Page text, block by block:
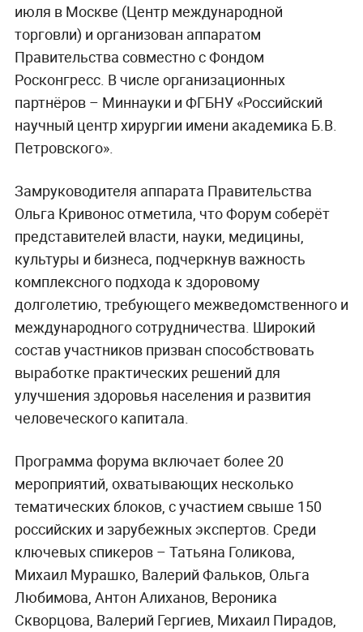
июля в Москве (Центр международной
торговли) и организован аппаратом
Правительства совместно с Фондом
Росконгресс. В числе организационных
партнёров – Миннауки и ФГБНУ «Российский
научный центр хирургии имени академика Б.В.
Петровского».
Замруководителя аппарата Правительства
Ольга Кривонос отметила, что Форум соберёт
представителей власти, науки, медицины,
культуры и бизнеса, подчеркнув важность
комплексного подхода к здоровому
долголетию, требующего межведомственного и
международного сотрудничества. Широкий
состав участников призван способствовать
выработке практических решений для
улучшения здоровья населения и развития
человеческого капитала.
Программа форума включает более 20
мероприятий, охватывающих несколько
тематических блоков, с участием свыше 150
российских и зарубежных экспертов. Среди
ключевых спикеров – Татьяна Голикова,
Михаил Мурашко, Валерий Фальков, Ольга
Любимова, Антон Алиханов, Вероника
Скворцова, Валерий Гергиев, Михаил Пирадов,